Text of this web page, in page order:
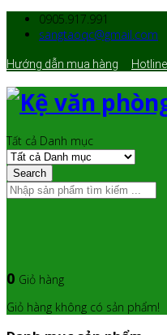
0905.917.991
sangtaoqc@gmail.com
Hướng dẫn mua hàng
Tất cả Danh mục
Search
0 Giỏ hàng
Giỏ hàng không có sản phẩm!